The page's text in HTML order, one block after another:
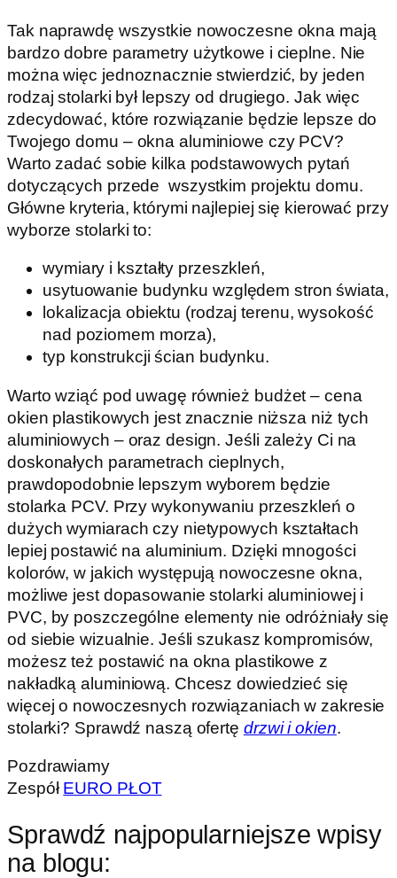
Tak naprawdę wszystkie nowoczesne okna mają
bardzo dobre parametry użytkowe i cieplne. Nie
można więc jednoznacznie stwierdzić, by jeden
rodzaj stolarki był lepszy od drugiego. Jak więc
zdecydować, które rozwiązanie będzie lepsze do
Twojego domu – okna aluminiowe czy PCV?
Warto zadać sobie kilka podstawowych pytań
dotyczących przede wszystkim projektu domu.
Główne kryteria, którymi najlepiej się kierować przy
wyborze stolarki to:
wymiary i kształty przeszkleń,
usytuowanie budynku względem stron świata,
lokalizacja obiektu (rodzaj terenu, wysokość
nad poziomem morza),
typ konstrukcji ścian budynku.
Warto wziąć pod uwagę również budżet – cena
okien plastikowych jest znacznie niższa niż tych
aluminiowych – oraz design. Jeśli zależy Ci na
doskonałych parametrach cieplnych,
prawdopodobnie lepszym wyborem będzie
stolarka PCV. Przy wykonywaniu przeszkleń o
dużych wymiarach czy nietypowych kształtach
lepiej postawić na aluminium. Dzięki mnogości
kolorów, w jakich występują nowoczesne okna,
możliwe jest dopasowanie stolarki aluminiowej i
PVC, by poszczególne elementy nie odróżniały się
od siebie wizualnie. Jeśli szukasz kompromisów,
możesz też postawić na okna plastikowe z
nakładką aluminiową. Chcesz dowiedzieć się
więcej o nowoczesnych rozwiązaniach w zakresie
stolarki? Sprawdź naszą ofertę drzwi i okien.
Pozdrawiamy
Zespół EURO PŁOT
Sprawdź najpopularniejsze wpisy
na blogu: